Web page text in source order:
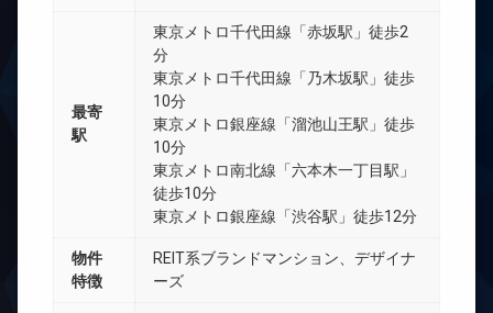
最寄
駅
東京メトロ千代田線「赤坂駅」徒歩2
分
東京メトロ千代田線「乃木坂駅」徒歩
10分
東京メトロ銀座線「溜池山王駅」徒歩
10分
東京メトロ南北線「六本木一丁目駅」
徒歩10分
東京メトロ銀座線「渋谷駅」徒歩12分
物件
特徴
REIT系ブランドマンション、デザイナ
ーズ